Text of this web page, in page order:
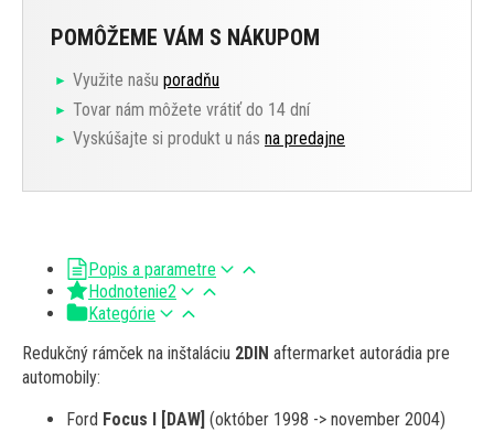
POMÔŽEME VÁM S NÁKUPOM
Využite našu poradňu
Tovar nám môžete vrátiť do 14 dní
Vyskúšajte si produkt u nás na predajne
Popis a parametre
Hodnotenie2
Kategórie
Redukčný rámček na inštaláciu 2DIN aftermarket autorádia pre
automobily:
Ford Focus I [DAW] (október 1998 -> november 2004)